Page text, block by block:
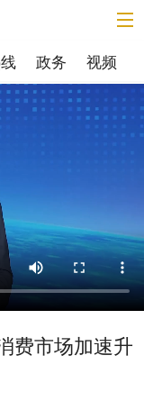
政务 视频
费市场加速升